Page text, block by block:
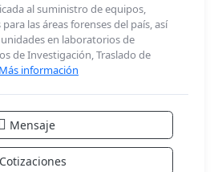
al suministro de equipos,
las áreas forenses del país, así
en laboratorios de
de Investigación, Traslado de
Más información
Mensaje
Cotizaciones